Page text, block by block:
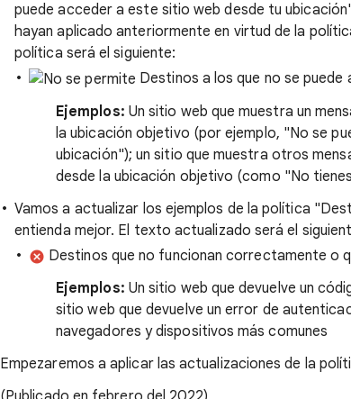
puede acceder a este sitio web desde tu
hayan aplicado anteriormente en virtud de la
política será el siguiente:
Destinos a los que no se
Ejemplos: Un sitio web que muestra un
la ubicación objetivo (por ejemplo, "No se
ubicación"); un sitio que muestra otros
desde la ubicación objetivo (como "No
Vamos a actualizar los ejemplos de la política
entienda mejor. El texto actualizado será el
Destinos que no funcionan correctamente o
Ejemplos: Un sitio web que devuelve un
sitio web que devuelve un error de
navegadores y dispositivos más comunes
Empezaremos a aplicar las actualizaciones de la